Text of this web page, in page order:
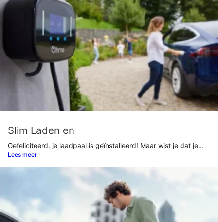
Slim Laden en
Gefeliciteerd, je laadpaal is geïnstalleerd! Maar wist je dat je...
Lees meer